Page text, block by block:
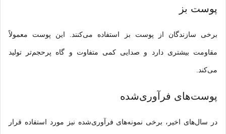
پوست بز
برخی سازندگان از پوست بز استفاده می‌کنند. این پوست معمولاً
مقاومت بیشتری دارد و صدایی کمی متفاوت و گاه پرحجم‌تر تولید
می‌کند.
پوست‌های فرآوری‌شده
در سال‌های اخیر، برخی نمونه‌های فرآوری‌شده نیز مورد استفاده قرار